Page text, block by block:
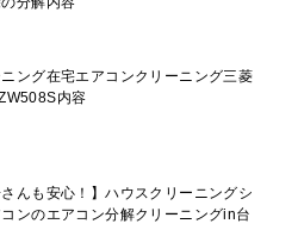
ング在宅エアコンクリーニング三菱
内容
さんも安心！】ハウスクリーニングシ
ンのエアコン分解クリーニングin台